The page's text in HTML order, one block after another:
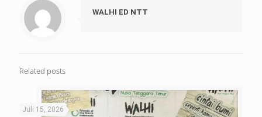
WALHI ED NTT
Related posts
Juli 15, 2026